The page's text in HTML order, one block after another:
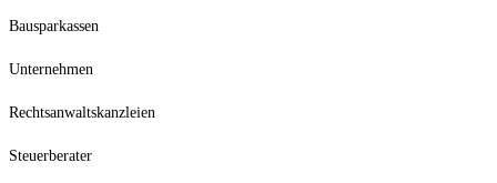
Bausparkassen
Unternehmen
Rechtsanwaltskanzleien
Steuerberater